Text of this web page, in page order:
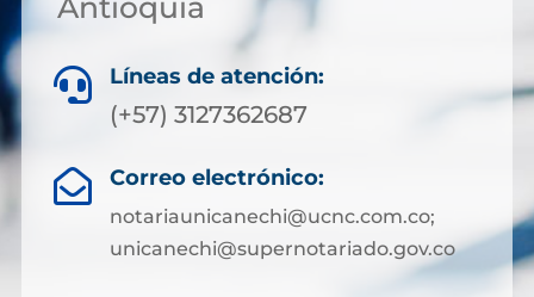
Antioquia
 Líneas de atención:
(+57) 3127362687
 Correo electrónico:
notariaunicanechi@ucnc.com.co;
unicanechi@supernotariado.gov.co